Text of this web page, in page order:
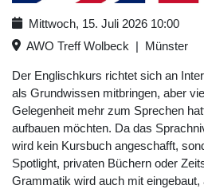
Mittwoch, 15. Juli 2026 10:00
AWO Treff Wolbeck | Münster
Der Englischkurs richtet sich an
als Grundwissen mitbringen, aber
Gelegenheit mehr zum Sprechen
aufbauen möchten. Da das
wird kein Kursbuch angeschafft,
Spotlight, privaten Büchern oder
Grammatik wird auch mit